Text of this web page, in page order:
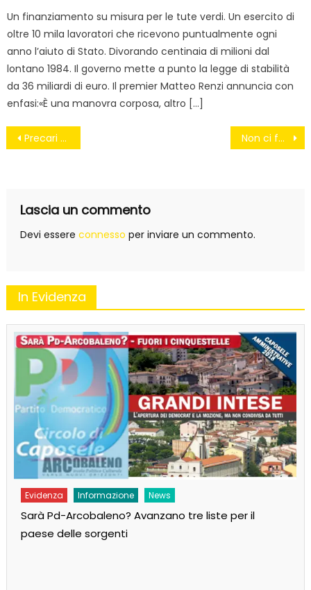
Un finanziamento su misura per le tute verdi. Un esercito di
oltre 10 mila lavoratori che ricevono puntualmente ogni
anno l’aiuto di Stato. Divorando centinaia di milioni dal
lontano 1984. Il governo mette a punto la legge di stabilità
da 36 miliardi di euro. Il premier Matteo Renzi annuncia con
enfasi:«È una manovra corposa, altro […]
Navigazione
Precari per sempre #precaripersempre Non ci fermate tour, deputati M5s sospesi: “Per noi sale piene”. Anche senza Grillo
Lascia un commento
Devi essere connesso per inviare un commento.
In Evidenza
Evidenza Informazione News
Sarà Pd-Arcobaleno? Avanzano tre liste per il
paese delle sorgenti